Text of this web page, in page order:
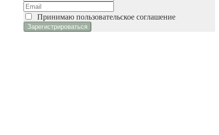
Принимаю пользовательское соглашение